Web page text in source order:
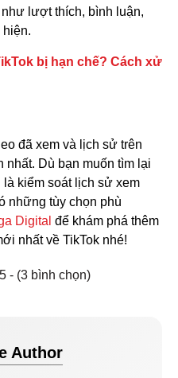
lượt thích, bình luận,
bị hạn chế? Cách xử
đã xem và lịch sử trên
nhất. Dù bạn muốn tìm lại
kiểm soát lịch sử xem
những tùy chọn phù
Digital để khám phá thêm
nhất về TikTok nhé!
- (3 bình chọn)
Author